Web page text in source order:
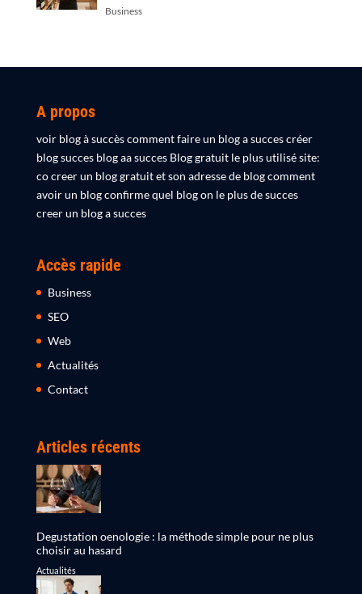
Business
A propos
voir blog à succès comment faire un blog a succes créer
blog succes blog aa succes Blog gratuit le plus utilisé site:
co creer un blog gratuit et son adresse de blog comment
avoir un blog confirme quel blog on le plus de succes
creer un blog a succes
Accès rapide
Business
SEO
Web
Actualités
Contact
Articles récents
Degustation oenologie : la méthode simple pour ne plus
choisir au hasard
Actualités